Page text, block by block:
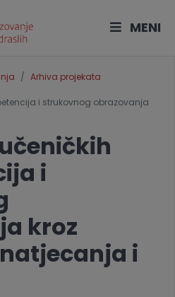
MENI
Arhiva projekata
i strukovnog obrazovanja
i
kroz
i